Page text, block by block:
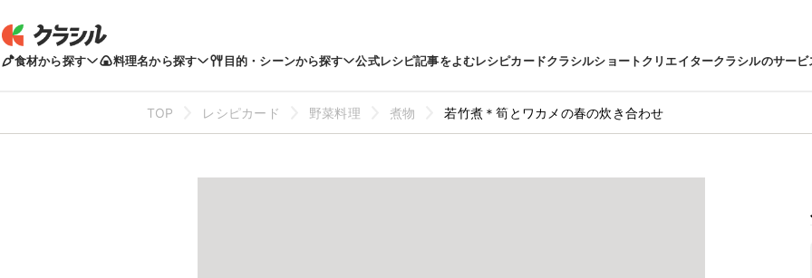
食材から探す 料理名から探す 目的・シーンから探す 公式レシピ記事をよむレシピカードクラシルショートクリエイタークラシルのサービ
TOP レシピカード 野菜料理 煮物 若竹煮＊筍とワカメの春の炊き合わせ